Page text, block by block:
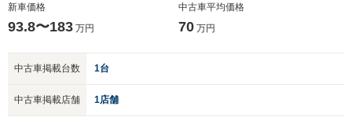
新車価格
93.8〜183 万円
中古車平均価格
70万円
中古車掲載台数 1台
中古車掲載店舗 1店舗